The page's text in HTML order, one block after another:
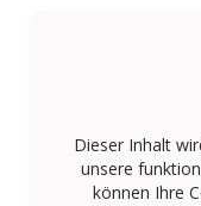
Dieser Inhalt
unsere
können Ihre